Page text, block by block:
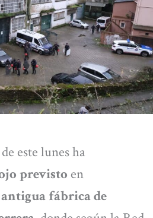
este lunes ha
previsto en
fábrica de